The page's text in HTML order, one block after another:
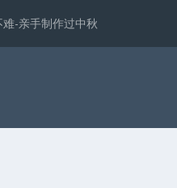
-亲手制作过中秋